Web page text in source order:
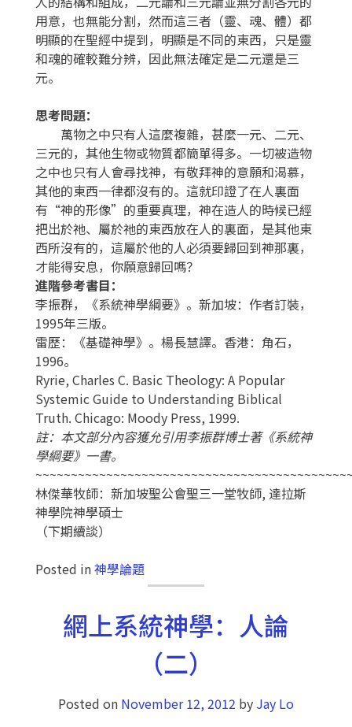
用意，也無能分割，然而這三者（靈、魂、體）都
明顯的在聖經中提到，明顯是不同的東西，只是靈
和魂的確較難分辨，因此無法確定是二元還是三
元。
思考問題：
萬物之中只有人這麼複雜，甚麼一元、二元、
三元的，其他生物或物質都簡單得多。一切被造物
之中也只有人會尋找神，有敬拜神的意願和渴慕，
其他的東西一律都沒有的。這就印證了在人裏面
有“神的形像”的重要真理，神在造人的時候已經
把出於祂、屬於祂的東西放在人的裏面，是其他東
西所沒有的，這屬於他的人必須要歸回到神那裏，
才能得安息，你願意歸回嗎？
進階參考書目：
李振群，《系統神學綱要》。新加坡：作者訂裝，
1995年三版。
雷歷：《基礎神學》。楊長慧譯。香港：角石，
1996。
Ryrie, Charles C. Basic Theology: A Popular
Systemic Guide to Understanding Biblical
Truth. Chicago: Moody Press, 1999.
註：本文部分內容獲允引用李振群博士著《系統神
學綱要》一書。
林傑華牧師：新加坡聖公會聖三一堂牧師, 達拉斯
神學院神學碩士
（下期續談）
Posted in神學論題
網上系統神學：人論
（二）
Posted on November 12, 2012 by Jay Lo